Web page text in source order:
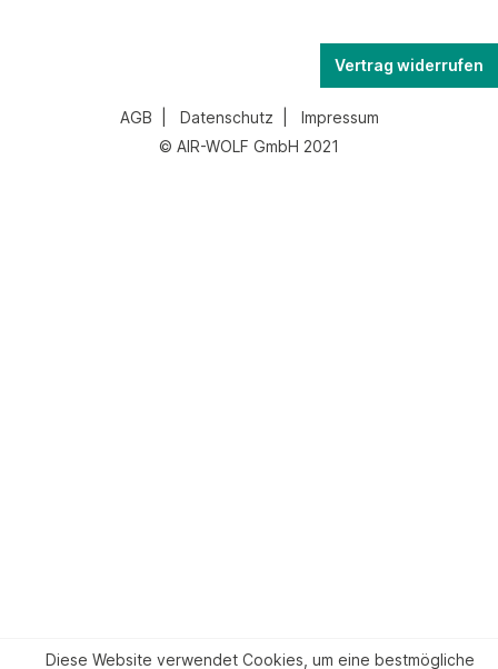
Vertrag widerrufen
AGB Datenschutz
Impressum
© AIR-WOLF GmbH 2021
Diese Website verwendet Cookies, um eine bestmögliche